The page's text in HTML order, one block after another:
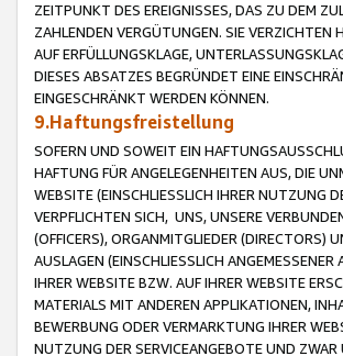
ZEITPUNKT DES EREIGNISSES, DAS ZU DEM
ZAHLENDEN VERGÜTUNGEN. SIE VERZICHTEN
AUF ERFÜLLUNGSKLAGE,
DIESES ABSATZES BEGRÜNDET EINE
EINGESCHRÄNKT WERDEN KÖNNEN.
9.Haftungsfreistellung
SOFERN UND SOWEIT EIN
HAFTUNG FÜR ANGELEGENHEITEN AUS, DIE
WEBSITE (EINSCHLIESSLICH IHRER NUTZUNG
VERPFLICHTEN SICH, UNS, UNSERE
(OFFICERS), ORGANMITGLIEDER (DIRECTORS)
AUSLAGEN (EINSCHLIESSLICH
IHRER WEBSITE BZW. AUF IHRER WEBSITE
MATERIALS MIT ANDEREN APPLIKATIONEN,
BEWERBUNG ODER VERMARKTUNG IHRER
NUTZUNG DER SERVICEANGEBOTE UND